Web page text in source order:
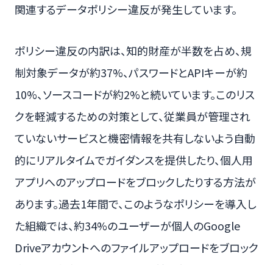
関連するデータポリシー違反が発生しています。
ポリシー違反の内訳は、知的財産が半数を占め、規
制対象データが約37%、パスワードとAPIキーが約
10%、ソースコードが約2%と続いています。このリス
クを軽減するための対策として、従業員が管理され
ていないサービスと機密情報を共有しないよう自動
的にリアルタイムでガイダンスを提供したり、個人用
アプリへのアップロードをブロックしたりする方法が
あります。過去1年間で、このようなポリシーを導入し
た組織では、約34%のユーザーが個人のGoogle
Driveアカウントへのファイルアップロードをブロック